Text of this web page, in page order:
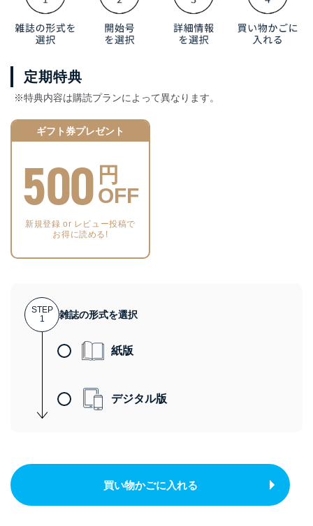
定期特典
※特典内容は購読プランによって異なります。
ギフト券プレゼント
500 円
OFF
新規登録 or レビュー投稿で
お得に読める!
STEP
1
雑誌の形式を選択
紙版
デジタル版
買い物かごに入れる